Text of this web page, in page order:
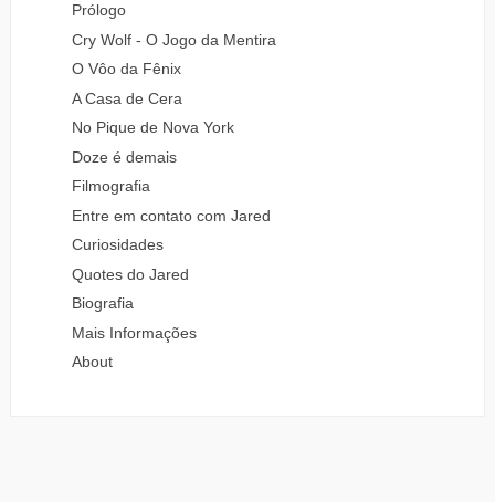
Prólogo
Cry Wolf - O Jogo da Mentira
O Vôo da Fênix
A Casa de Cera
No Pique de Nova York
Doze é demais
Filmografia
Entre em contato com Jared
Curiosidades
Quotes do Jared
Biografia
Mais Informações
About